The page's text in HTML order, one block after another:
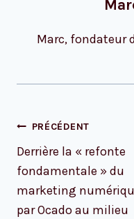
Marc, fondateur
Navigation
l’article
PRÉCÉDENT
Derrière la « refonte
fondamentale » du
marketing
par Ocado au milieu